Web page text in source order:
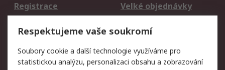
Registrace
Velké objednávky
Právní
Autorská práva
Obchodní podmínky
Respektujeme vaše soukromí
Soubory cookie a další technologie využíváme pro
statistickou analýzu, personalizaci obsahu a zobrazování